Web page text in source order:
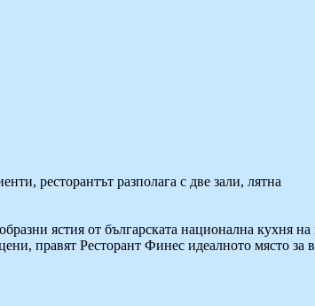
ресторантът разполага с две зали, лятна
ястия от българската национална кухня
правят Ресторант Финес идеалното място